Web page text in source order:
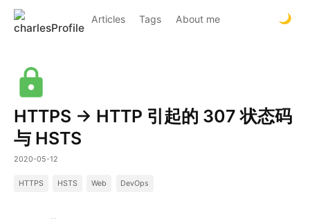
Articles Tags About me
HTTPS -> HTTP 引起的 307 状态码
与 HSTS
2020-05-12
HTTPS HSTS Web DevOps